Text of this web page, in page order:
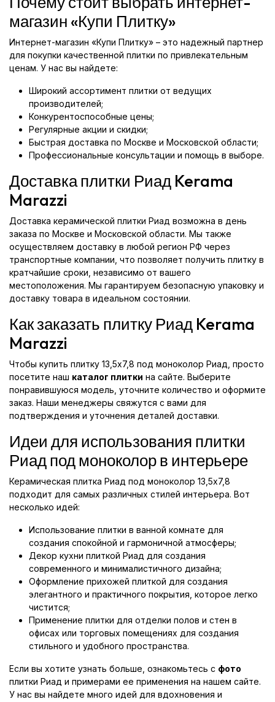
магазин «Купи Плитку»
Интернет-магазин «Купи Плитку» – это надежный партнер
для покупки качественной плитки по привлекательным
ценам. У нас вы найдете:
Широкий ассортимент плитки от ведущих
производителей;
Конкурентоспособные цены;
Регулярные акции и скидки;
Быстрая доставка по Москве и Московской области;
Профессиональные консультации и помощь в выборе.
Доставка плитки Риад Kerama
Marazzi
Доставка керамической плитки Риад возможна в день
заказа по Москве и Московской области. Мы также
осуществляем доставку в любой регион РФ через
транспортные компании, что позволяет получить плитку в
кратчайшие сроки, независимо от вашего
местоположения. Мы гарантируем безопасную упаковку и
доставку товара в идеальном состоянии.
Как заказать плитку Риад Kerama
Marazzi
Чтобы купить плитку 13,5x7,8 под моноколор Риад, просто
посетите наш каталог плитки на сайте. Выберите
понравившуюся модель, уточните количество и оформите
заказ. Наши менеджеры свяжутся с вами для
подтверждения и уточнения деталей доставки.
Идеи для использования плитки
Риад под моноколор в интерьере
Керамическая плитка Риад под моноколор 13,5x7,8
подходит для самых различных стилей интерьера. Вот
несколько идей:
Использование плитки в ванной комнате для
создания спокойной и гармоничной атмосферы;
Декор кухни плиткой Риад для создания
современного и минималистичного дизайна;
Оформление прихожей плиткой для создания
элегантного и практичного покрытия, которое легко
чистится;
Применение плитки для отделки полов и стен в
офисах или торговых помещениях для создания
стильного и удобного пространства.
Если вы хотите узнать больше, ознакомьтесь с фото
плитки Риад и примерами ее применения на нашем сайте.
У нас вы найдете много идей для вдохновения и